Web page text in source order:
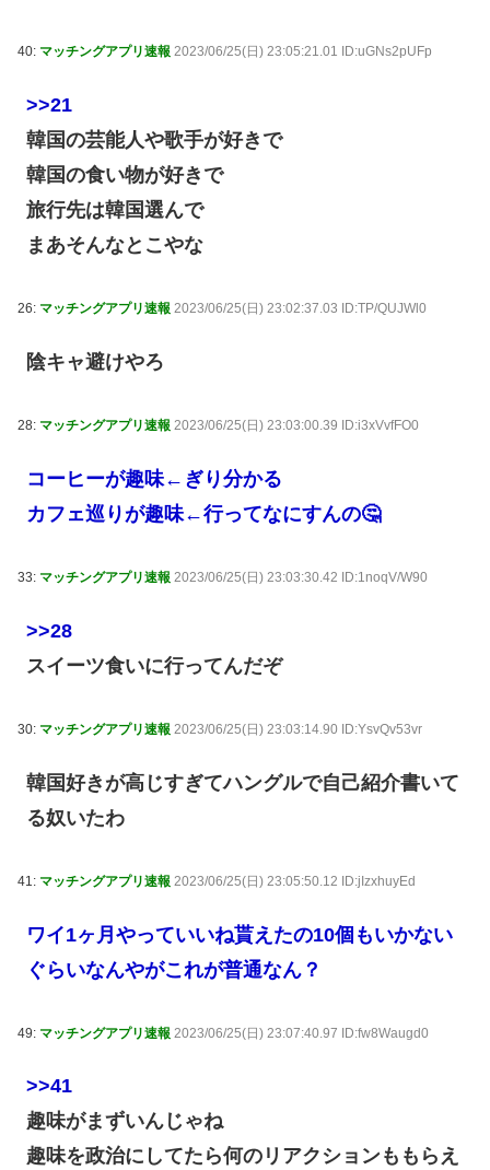
40: マッチングアプリ速報 2023/06/25(日) 23:05:21.01 ID:uGNs2pUFp
>>21
韓国の芸能人や歌手が好きで
韓国の食い物が好きで
旅行先は韓国選んで
まあそんなとこやな
26: マッチングアプリ速報 2023/06/25(日) 23:02:37.03 ID:TP/QUJWl0
陰キャ避けやろ
28: マッチングアプリ速報 2023/06/25(日) 23:03:00.39 ID:i3xVvfFO0
コーヒーが趣味←ぎり分かる
カフェ巡りが趣味←行ってなにすんの🤔
33: マッチングアプリ速報 2023/06/25(日) 23:03:30.42 ID:1noqV/W90
>>28
スイーツ食いに行ってんだぞ
30: マッチングアプリ速報 2023/06/25(日) 23:03:14.90 ID:YsvQv53vr
韓国好きが高じすぎてハングルで自己紹介書いて
る奴いたわ
41: マッチングアプリ速報 2023/06/25(日) 23:05:50.12 ID:jIzxhuyEd
ワイ1ヶ月やっていいね貰えたの10個もいかない
ぐらいなんやがこれが普通なん？
49: マッチングアプリ速報 2023/06/25(日) 23:07:40.97 ID:fw8Waugd0
>>41
趣味がまずいんじゃね
趣味を政治にしてたら何のリアクションももらえ